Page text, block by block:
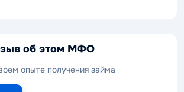
об этом МФО
опыте получения займа